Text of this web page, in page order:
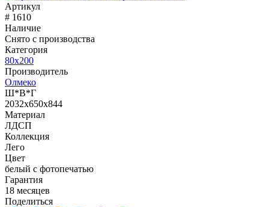
Артикул
# 1610
Наличие
Снято с производства
Категория
80х200
Производитель
Олмеко
Ш*В*Г
2032x650x844
Материал
ЛДСП
Коллекция
Лего
Цвет
белый с фотопечатью
Гарантия
18 месяцев
Поделиться